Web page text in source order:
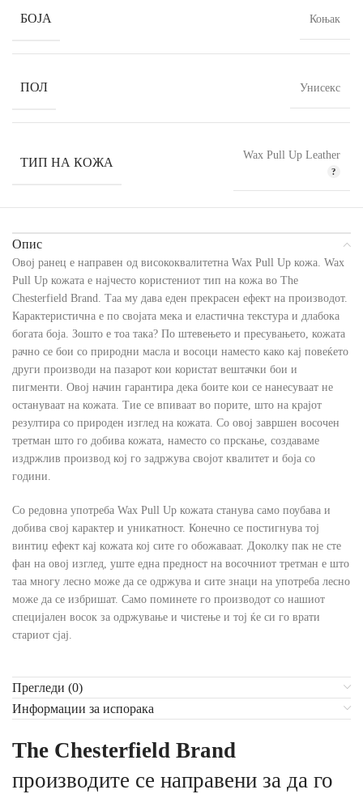
БОЈА Коњак
ПОЛ Унисекс
ТИП НА КОЖА Wax Pull Up Leather
Опис
Овој ранец е направен од висококвалитетна Wax Pull Up кожа. Wax
Pull Up кожата е најчесто користениот тип на кожа во The
Chesterfield Brand. Таа му дава еден прекрасен ефект на производот.
Карактеристична е по својата мека и еластична текстура и длабока
богата боја. Зошто е тоа така? По штевењето и пресувањето, кожата
рачно се бои со природни масла и восоци наместо како кај повеќето
други производи на пазарот кои користат вештачки бои и
пигменти. Овој начин гарантира дека боите кои се нанесуваат не
остануваат на кожата. Тие се впиваат во порите, што на крајот
резултира со природен изглед на кожата. Со овој завршен восочен
третман што го добива кожата, наместо со прскање, создаваме
издржлив производ кој го задржува својот квалитет и боја со
години.
Со редовна употреба Wax Pull Up кожата станува само поубава и
добива свој карактер и уникатност. Конечно се постигнува тој
винтиџ ефект кај кожата кој сите го обожаваат. Доколку пак не сте
фан на овој изглед, уште една предност на восочниот третман е што
таа многу лесно може да се одржува и сите знаци на употреба лесно
може да се избришат. Само поминете го производот со нашиот
специјален восок за одржување и чистење и тој ќе си го врати
стариот сјај.
Прегледи (0)
Информации за испорака
The Chesterfield Brand
производите се направени за да го